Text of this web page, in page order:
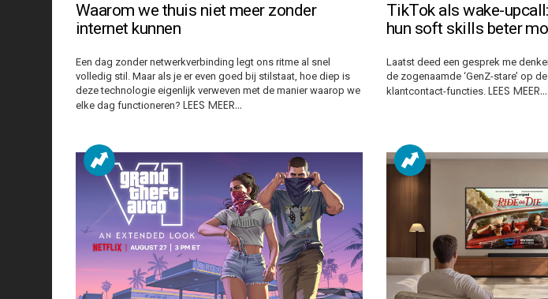
Waarom we thuis niet meer zonder
internet kunnen
Een dag zonder netwerkverbinding legt ons ritme al snel
volledig stil. Maar als je er even goed bij stilstaat, hoe diep is
deze technologie eigenlijk verweven met de manier waarop we
elke dag functioneren? LEES MEER…
TikTok als wake-
hun soft skills beter
Laatst deed een gesprek me
de zogenaamde ‘GenZ-stare’ op
klantcontact-functies. LEES MEER…